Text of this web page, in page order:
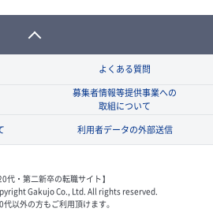
よくある質問
募集者情報等提供事業への
取組について
利用者データの外部送信
20代・第二新卒の転職サイト】
Gakujo Co., Ltd. All rights reserved.
代以外の方もご利用頂けます。